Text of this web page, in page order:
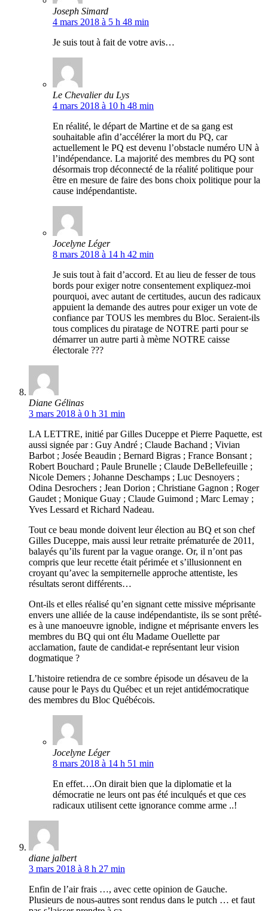
Joseph Simard
4 mars 2018 à 5 h 48 min
Je suis tout à fait de votre avis…
Le Chevalier du Lys
4 mars 2018 à 10 h 48 min
En réalité, le départ de Martine et de sa gang est
souhaitable afin d’accélérer la mort du PQ, car
actuellement le PQ est devenu l’obstacle numéro UN à
l’indépendance. La majorité des membres du PQ sont
désormais trop déconnecté de la réalité politique pour
être en mesure de faire des bons choix politique pour la
cause indépendantiste.
Jocelyne Léger
8 mars 2018 à 14 h 42 min
Je suis tout à fait d’accord. Et au lieu de fesser de tous
bords pour exiger notre consentement expliquez-moi
pourquoi, avec autant de certitudes, aucun des radicaux
appuient la demande des autres pour exiger un vote de
confiance par TOUS les membres du Bloc. Seraient-ils
tous complices du piratage de NOTRE parti pour se
démarrer un autre parti à mème NOTRE caisse
électorale ???
Diane Gélinas
3 mars 2018 à 0 h 31 min
LA LETTRE, initié par Gilles Duceppe et Pierre Paquette, est
aussi signée par : Guy André ; Claude Bachand ; Vivian
Barbot ; Josée Beaudin ; Bernard Bigras ; France Bonsant ;
Robert Bouchard ; Paule Brunelle ; Claude DeBellefeuille ;
Nicole Demers ; Johanne Deschamps ; Luc Desnoyers ;
Odina Desrochers ; Jean Dorion ; Christiane Gagnon ; Roger
Gaudet ; Monique Guay ; Claude Guimond ; Marc Lemay ;
Yves Lessard et Richard Nadeau.
Tout ce beau monde doivent leur élection au BQ et son chef
Gilles Duceppe, mais aussi leur retraite prématurée de 2011,
balayés qu’ils furent par la vague orange. Or, il n’ont pas
compris que leur recette était périmée et s’illusionnent en
croyant qu’avec la sempiternelle approche attentiste, les
résultats seront différents…
Ont-ils et elles réalisé qu’en signant cette missive méprisante
envers une alliée de la cause indépendantiste, ils se sont prêté-
es à une manoeuvre ignoble, indigne et méprisante envers les
membres du BQ qui ont élu Madame Ouellette par
acclamation, faute de candidat-e représentant leur vision
dogmatique ?
L’histoire retiendra de ce sombre épisode un désaveu de la
cause pour le Pays du Québec et un rejet antidémocratique
des membres du Bloc Québécois.
Jocelyne Léger
8 mars 2018 à 14 h 51 min
En effet….On dirait bien que la diplomatie et la
démocratie ne leurs ont pas été inculqués et que ces
radicaux utilisent cette ignorance comme arme ..!
diane jalbert
3 mars 2018 à 8 h 27 min
Enfin de l’air frais …, avec cette opinion de Gauche.
Plusieurs de nous-autres sont rendus dans le putch … et faut